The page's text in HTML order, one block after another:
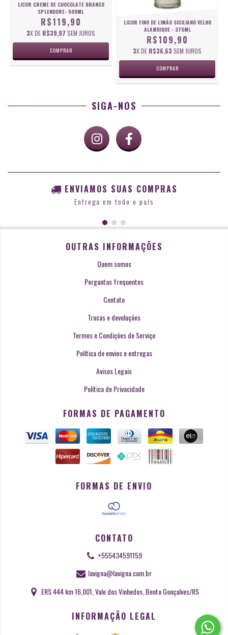
LICOR CREME DE CHOCOLATE BRANCO
SPLENDORE- 500ML
R$119,90
3X DE R$39,97 SEM JUROS
LICOR FINO DE LIMÃO SICILIANO VELHO
ALAMBIQUE - 375ML
R$109,90
3X DE R$36,63 SEM JUROS
SIGA-NOS
ENVIAMOS SUAS COMPRAS
Entrega em todo o país
OUTRAS INFORMAÇÕES
Quem somos
Perguntas frequentes
Contato
Trocas e devoluções
Termos e Condições de Serviço
Política de envios e entregas
Avisos Legais
Política de Privacidade
FORMAS DE PAGAMENTO
FORMAS DE ENVIO
CONTATO
+555434591159
lavigna@lavigna.com.br
ERS 444 km 16,001, Vale dos Vinhedos, Bento Gonçalves/RS
INFORMAÇÃO LEGAL